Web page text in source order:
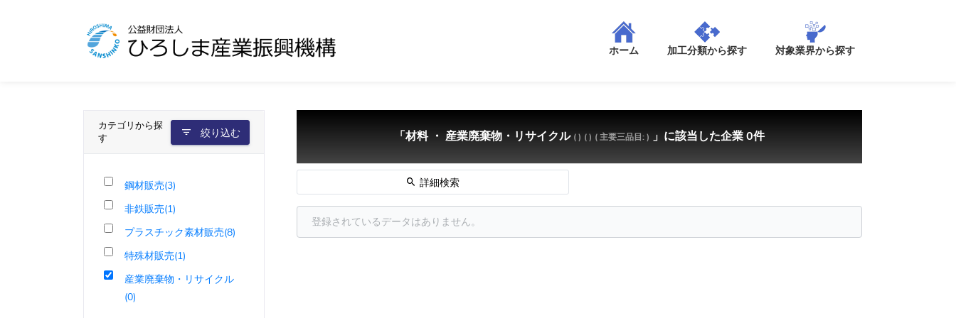
ホーム 加工分類から探す 対象業界から探す
カテゴリから探
す
絞り込む
鋼材販売(3)
非鉄販売(1)
プラスチック素材販売(8)
特殊材販売(1)
産業廃棄物・リサイクル
(0)
「材料 ・ 産業廃棄物・リサイクル ( ) ( ) ( 主要三品目: ) 」に該当した企業 0件
詳細検索
登録されているデータはありません。